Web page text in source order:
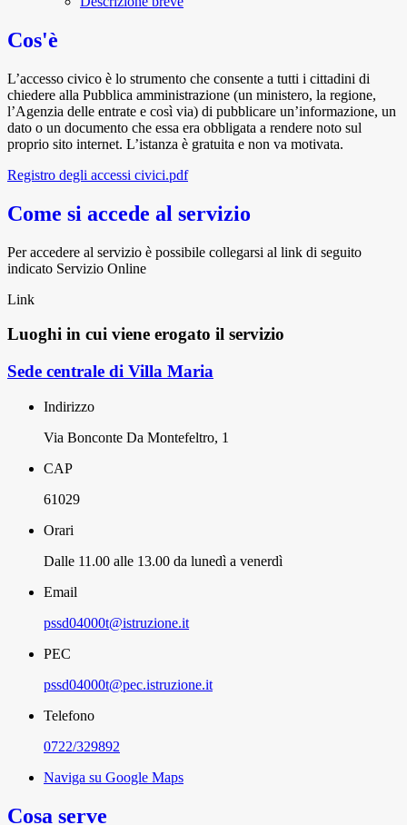
Cos'è
L’accesso civico è lo strumento che consente a tutti i cittadini di
chiedere alla Pubblica amministrazione (un ministero, la regione,
l’Agenzia delle entrate e così via) di pubblicare un’informazione, un
dato o un documento che essa era obbligata a rendere noto sul
proprio sito internet. L’istanza è gratuita e non va motivata.
Registro degli accessi civici.pdf
Come si accede al servizio
Per accedere al servizio è possibile collegarsi al link di seguito
indicato Servizio Online
Link
Luoghi in cui viene erogato il servizio
Sede centrale di Villa Maria
Indirizzo
Via Bonconte Da Montefeltro, 1
CAP
61029
Orari
Dalle 11.00 alle 13.00 da lunedì a venerdì
Email
pssd04000t@istruzione.it
PEC
pssd04000t@pec.istruzione.it
Telefono
0722/329892
Naviga su Google Maps
Cosa serve